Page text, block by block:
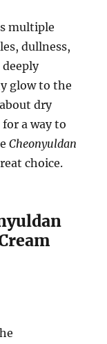
multiple
dullness,
glow to the
dry
a way to
Cheonyuldan
choice.